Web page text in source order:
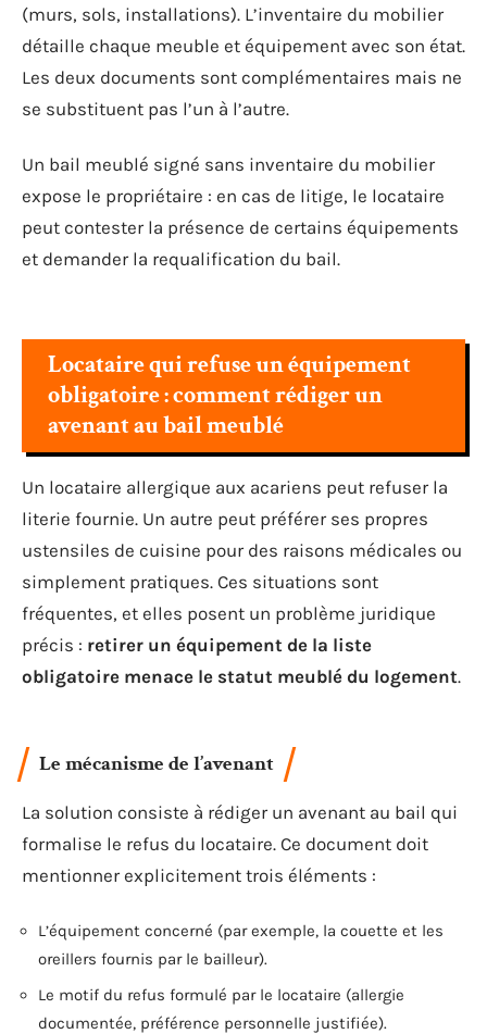
(murs, sols, installations). L’inventaire du mobilier
détaille chaque meuble et équipement avec son état.
Les deux documents sont complémentaires mais ne
se substituent pas l’un à l’autre.
Un bail meublé signé sans inventaire du mobilier
expose le propriétaire : en cas de litige, le locataire
peut contester la présence de certains équipements
et demander la requalification du bail.
Locataire qui refuse un équipement
obligatoire : comment rédiger un
avenant au bail meublé
Un locataire allergique aux acariens peut refuser la
literie fournie. Un autre peut préférer ses propres
ustensiles de cuisine pour des raisons médicales ou
simplement pratiques. Ces situations sont
fréquentes, et elles posent un problème juridique
précis : retirer un équipement de la liste
obligatoire menace le statut meublé du logement.
Le mécanisme de l’avenant
La solution consiste à rédiger un avenant au bail qui
formalise le refus du locataire. Ce document doit
mentionner explicitement trois éléments :
L’équipement concerné (par exemple, la couette et les
oreillers fournis par le bailleur).
Le motif du refus formulé par le locataire (allergie
documentée, préférence personnelle justifiée).